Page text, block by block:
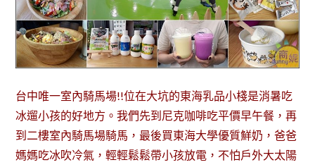
台中唯一室內騎馬場!!位在大坑的東海乳品小棧是消暑吃
冰遛小孩的好地方。我們先到尼克咖啡吃平價早午餐，再
到二樓室內騎馬場騎馬，最後買東海大學優質鮮奶，爸爸
媽媽吃冰吹冷氣，輕輕鬆鬆帶小孩放電，不怕戶外大太陽